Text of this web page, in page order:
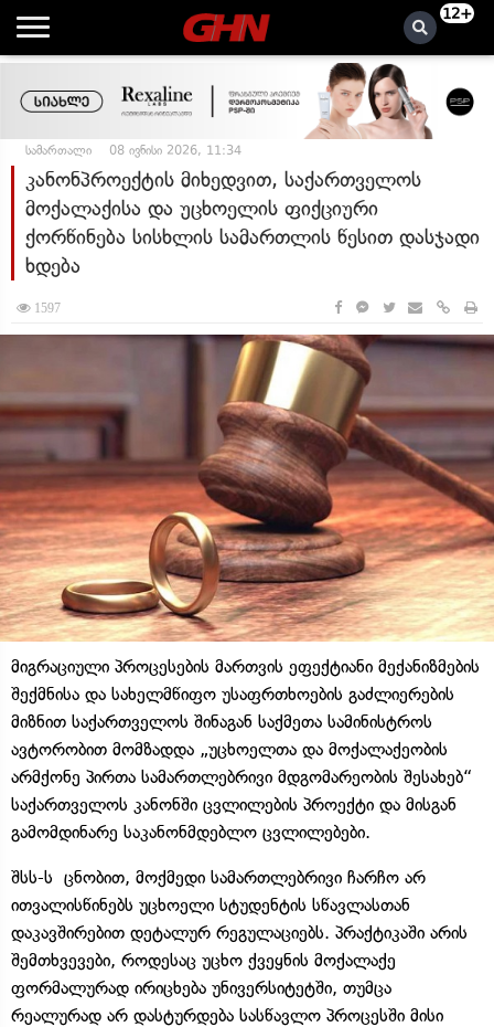
12+
სამართალი 08 ივნისი 2026, 11:34
კანონპროექტის მიხედვით, საქართველოს
მოქალაქისა და უცხოელის ფიქციური
ქორწინება სისხლის სამართლის წესით დასჯადი
ხდება
1597
მიგრაციული პროცესების მართვის ეფექტიანი მექანიზმების
შექმნისა და სახელმწიფო უსაფრთხოების გაძლიერების
მიზნით საქართველოს შინაგან საქმეთა სამინისტროს
ავტორობით მომზადდა „უცხოელთა და მოქალაქეობის
არმქონე პირთა სამართლებრივი მდგომარეობის შესახებ“
საქართველოს კანონში ცვლილების პროექტი და მისგან
გამომდინარე საკანონმდებლო ცვლილებები.
შსს-ს ცნობით, მოქმედი სამართლებრივი ჩარჩო არ
ითვალისწინებს უცხოელი სტუდენტის სწავლასთან
დაკავშირებით დეტალურ რეგულაციებს. პრაქტიკაში არის
შემთხვევები, როდესაც უცხო ქვეყნის მოქალაქე
ფორმალურად ირიცხება უნივერსიტეტში, თუმცა
რეალურად არ დასტურდება სასწავლო პროცესში მისი